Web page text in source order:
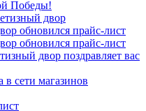
Победы!
двор
обновился прайс-лист
обновился прайс-лист
двор поздравляет вас
в сети магазинов